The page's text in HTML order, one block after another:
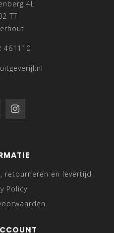
4L
TT
461110
retourneren en levertijd
Policy